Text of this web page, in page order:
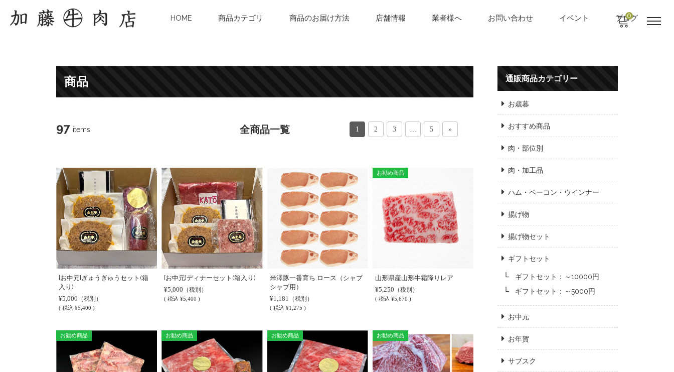
HOME 商品カテゴリ 商品のお届け方法 店舗情報 業者様へ お問い合わせ イベント ブログ
0
商品
全商品一覧
97 items 1 2 3 5 »
[お中元]ぎゅうぎゅうセット(箱
入り)
¥5,000 （税別）
( 税込 ¥5,400 )
[お中元]ディナーセット(箱入り)
¥5,000 （税別）
(税込 ¥5,400 )
米澤豚一番育ち ロース（シャブ
シャブ用）
¥1,181 （税別）
( 税込 ¥1,275 )
お勧め商品
山形県産山形牛霜降りレア
¥5,250 （税別）
( 税込 ¥5,670 )
お勧め商品 お勧め商品 お勧め商品 お勧め商品
通販商品カテゴリー
お歳暮
おすすめ商品
肉・部位別
肉・加工品
ハム・ベーコン・ウインナー
揚げ物
揚げ物セット
ギフトセット
ギフトセット：～10000円
ギフトセット：～5000円
お中元
お年賀
サブスク